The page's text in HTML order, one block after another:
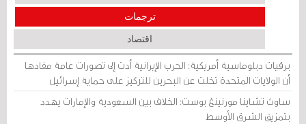
ترجمات
اقتصاد
برقيات دبلوماسية أمريكية: الحرب الإيرانية أدت إلى تصورات عامة مفادها
أن الولايات المتحدة تخلت عن البحرين للتركيز على حماية إسرائيل
ساوث تشاينا مورنينغ بوست: الخلاف بين السعودية والإمارات يهدد
بتمزيق الشرق الأوسط